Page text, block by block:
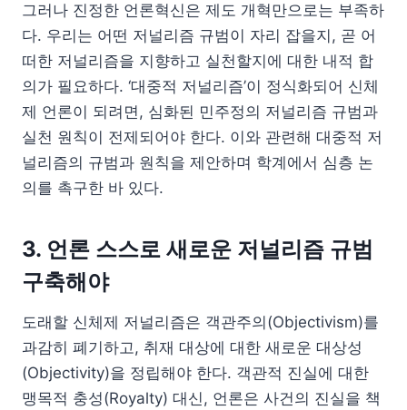
그러나 진정한 언론혁신은 제도 개혁만으로는 부족하
다. 우리는 어떤 저널리즘 규범이 자리 잡을지, 곧 어
떠한 저널리즘을 지향하고 실천할지에 대한 내적 합
의가 필요하다. ‘대중적 저널리즘’이 정식화되어 신체
제 언론이 되려면, 심화된 민주정의 저널리즘 규범과
실천 원칙이 전제되어야 한다. 이와 관련해 대중적 저
널리즘의 규범과 원칙을 제안하며 학계에서 심층 논
의를 촉구한 바 있다.
3. 언론 스스로 새로운 저널리즘 규범
구축해야
도래할 신체제 저널리즘은 객관주의(Objectivism)를
과감히 폐기하고, 취재 대상에 대한 새로운 대상성
(Objectivity)을 정립해야 한다. 객관적 진실에 대한
맹목적 충성(Royalty) 대신, 언론은 사건의 진실을 책